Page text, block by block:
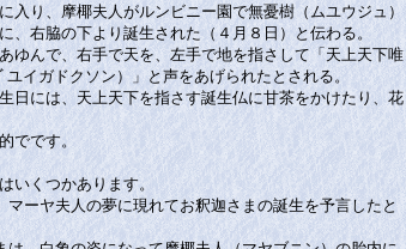
入り、摩椰夫人がルンビニー園で無憂樹（ムユウジュ）
、右脇の下より誕生された（４月８日）と伝わる。
ゆんで、右手で天を、左手で地を指さして「天上天下唯
イガドクソン）」と声をあげられたとされる。
日には、天上天下を指さす誕生仏に甘茶をかけたり、花
でです。
いくつかあります。
マーヤ夫人の夢に現れてお釈迦さまの誕生を予言したと